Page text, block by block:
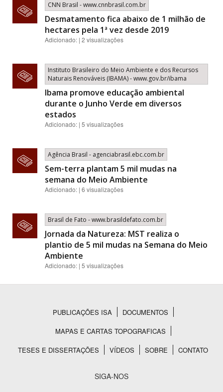
CNN Brasil - www.cnnbrasil.com.br
Desmatamento fica abaixo de 1 milhão de
hectares pela 1ª vez desde 2019
Adicionado: | 2 visualizações
Instituto Brasileiro do Meio Ambiente e dos Recursos
Naturais Renováveis (IBAMA) - www.gov.br/ibama
Ibama promove educação ambiental
durante o Junho Verde em diversos
estados
Adicionado: | 5 visualizações
Agência Brasil - agenciabrasil.ebc.com.br
Sem-terra plantam 5 mil mudas na
semana do Meio Ambiente
Adicionado: | 6 visualizações
Brasil de Fato - www.brasildefato.com.br
Jornada da Natureza: MST realiza o
plantio de 5 mil mudas na Semana do Meio
Ambiente
Adicionado: | 5 visualizações
Rodapé
PUBLICAÇÕES ISA
DOCUMENTOS
MAPAS E CARTAS TOPOGRAFICAS
TESES E DISSERTAÇÕES
VÍDEOS SOBRE CONTATO
SIGA-NOS